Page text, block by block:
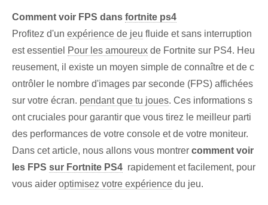
Comment ‍voir FPS‍ dans⁢ fortnite ps4
Profitez d'un expérience de jeu fluide et sans interruption
est essentiel Pour les amoureux de Fortnite sur PS4. Heu
reusement, il existe un moyen simple de connaître et de c
ontrôler le nombre d'images par seconde (FPS) affichées
sur votre écran. pendant que tu joues. Ces informations s
ont cruciales pour garantir que vous tirez le meilleur parti
des performances de votre console et de votre moniteur.
Dans cet⁤ article, nous allons vous montrer comment voir
les FPS sur Fortnite PS4 ⁢ rapidement et facilement, pour
vous aider optimisez votre expérience du jeu.